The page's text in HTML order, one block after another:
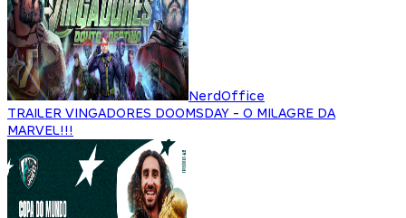
NerdOffice
TRAILER VINGADORES DOOMSDAY - O MILAGRE DA
MARVEL!!!